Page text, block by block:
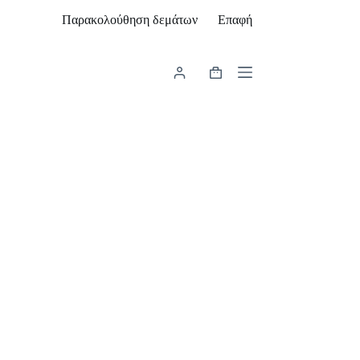
Παρακολούθηση δεμάτων Επαφή
Καλάθι